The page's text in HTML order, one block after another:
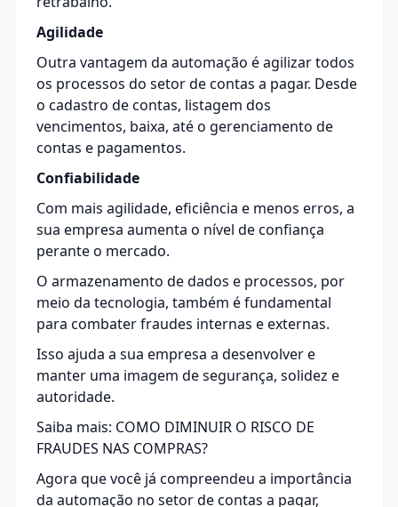
Agilidade
Outra vantagem da automação é agilizar todos
os processos do setor de contas a pagar. Desde
o cadastro de contas, listagem dos
vencimentos, baixa, até o gerenciamento de
contas e pagamentos.
Confiabilidade
Com mais agilidade, eficiência e menos erros, a
sua empresa aumenta o nível de confiança
perante o mercado.
O armazenamento de dados e processos, por
meio da tecnologia, também é fundamental
para combater fraudes internas e externas.
Isso ajuda a sua empresa a desenvolver e
manter uma imagem de segurança, solidez e
autoridade.
Saiba mais: COMO DIMINUIR O RISCO DE
FRAUDES NAS COMPRAS?
Agora que você já compreendeu a importância
da automação no setor de contas a pagar,